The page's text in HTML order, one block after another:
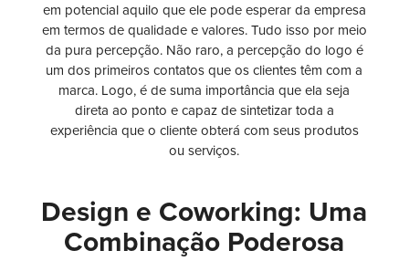
em potencial aquilo que ele pode esperar da empresa
em termos de qualidade e valores. Tudo isso por meio
da pura percepção. Não raro, a percepção do logo é
um dos primeiros contatos que os clientes têm com a
marca. Logo, é de suma importância que ela seja
direta ao ponto e capaz de sintetizar toda a
experiência que o cliente obterá com seus produtos
ou serviços.
Design e Coworking: Uma
Combinação Poderosa